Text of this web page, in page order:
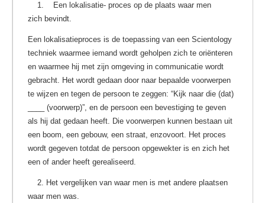
1. Een lokalisatie- proces op de plaats waar men
zich bevindt.
Een lokalisatieproces is de toepassing van een Scientology
techniek waarmee iemand wordt geholpen zich te oriënteren
en waarmee hij met zijn omgeving in communicatie wordt
gebracht. Het wordt gedaan door naar bepaalde voorwerpen
te wijzen en tegen de persoon te zeggen: “Kijk naar die (dat)
____ (voorwerp)”, en de persoon een bevestiging te geven
als hij dat gedaan heeft. Die voorwerpen kunnen bestaan uit
een boom, een gebouw, een straat, enzovoort. Het proces
wordt gegeven totdat de persoon opgewekter is en zich het
een of ander heeft gerealiseerd.
2. Het vergelijken van waar men is met andere plaatsen
waar men was.